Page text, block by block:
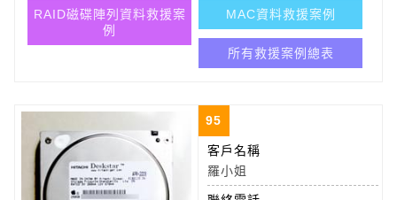
RAID磁碟陣列資料救援案
例
MAC資料救援案例
所有救援案例總表
95
客戶名稱
羅小姐